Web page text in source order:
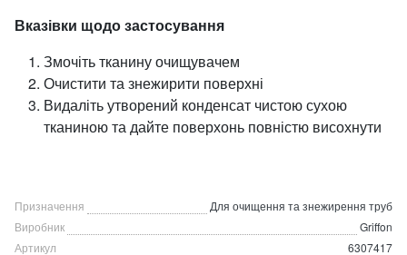
Вказівки щодо застосування
Змочіть тканину очищувачем
Очистити та знежирити поверхні
Видаліть утворений конденсат чистою сухою
тканиною та дайте поверхонь повністю висохнути
Призначення
Для очищення та знежирення труб
Виробник
Griffon
Артикул
6307417